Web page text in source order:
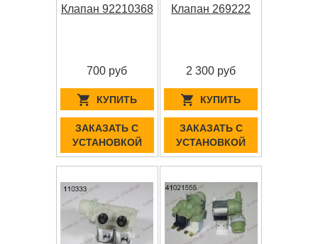
Клапан 92210368
700 руб
КУПИТЬ
ЗАКАЗАТЬ С
УСТАНОВКОЙ
Клапан 269222
2 300 руб
КУПИТЬ
ЗАКАЗАТЬ С
УСТАНОВКОЙ